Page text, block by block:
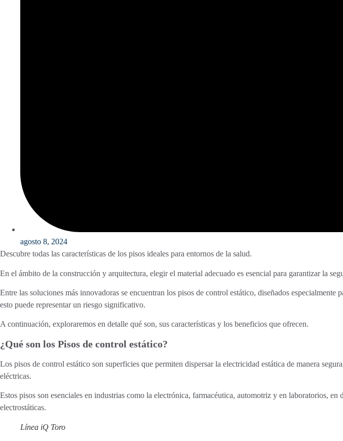
agosto 8, 2024
Descubre todas las características de los pisos ideales para entornos de la salud.
En el ámbito de la construcción y arquitectura, elegir el material adecuado es esencial para garantizar la
Entre las soluciones más innovadoras se encuentran los pisos de control estático, diseñados
esto puede representar un riesgo significativo.
A continuación, exploraremos en detalle qué son, sus características y los beneficios que ofrecen.
¿Qué son los Pisos de control estático?
Los pisos de control estático son superficies que permiten dispersar la electricidad estática de manera
eléctricas.
Estos pisos son esenciales en industrias como la electrónica, farmacéutica, automotriz y en laboratorios, en
electrostáticas.
Línea iQ Toro